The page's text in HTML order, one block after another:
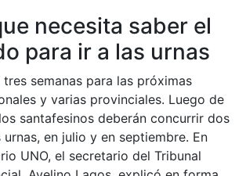
necesita saber el
para ir a las urnas
tres semanas para las próximas
y varias provinciales. Luego de
santafesinos deberán concurrir dos
urnas, en julio y en septiembre. En
UNO, el secretario del Tribunal